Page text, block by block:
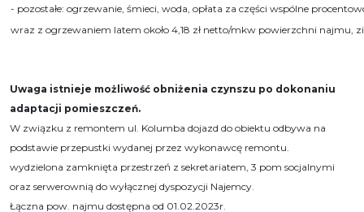
- pozostałe: ogrzewanie, śmieci, woda, opłata za części wspólne
wraz z ogrzewaniem latem około 4,18 zł netto/mkw powierzchni najmu,
Uwaga istnieje możliwość obniżenia czynszu po dokonaniu
adaptacji pomieszczeń.
W związku z remontem ul. Kolumba dojazd do obiektu odbywa na
podstawie przepustki wydanej przez wykonawcę remontu.
wydzielona zamknięta przestrzeń z sekretariatem, 3 pom socjalnymi
oraz serwerownią do wyłącznej dyspozycji Najemcy.
Łączna pow. najmu dostępna od 01.02.2023r.